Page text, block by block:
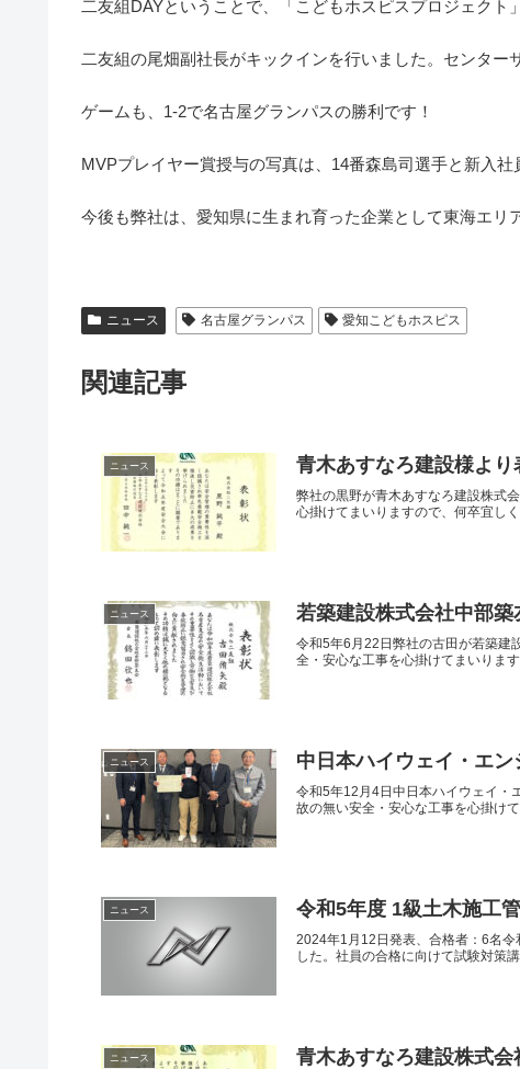
二友組DAYということで、「こどもホスピスプロジェク
二友組の尾畑副社長がキックインを行いました。センター
ゲームも、1-2で名古屋グランパスの勝利です！
MVPプレイヤー賞授与の写真は、14番森島司選手と新入社
今後も弊社は、愛知県に生まれ育った企業として東海エリ
ニュース 名古屋グランパス 愛知こどもホスピス
関連記事
ニュース 青木あすなろ建設様よ
弊社の黒野が青木あすなろ建設株式
心掛けてまいりますので、何卒宜し
ニュース 若築建設株式会社中部
令和5年6月22日弊社の古田が若築建
全・安心な工事を心掛けてまいりま
ニュース 中日本ハイウェイ・エ
令和5年12月4日中日本ハイウェイ・
故の無い安全・安心な工事を心掛け
ニュース 令和5年度 1級土木施工
2024年1月12日発表、合格者：6名
した。社員の合格に向けて試験対策
ニュース 青木あすなろ建設株式